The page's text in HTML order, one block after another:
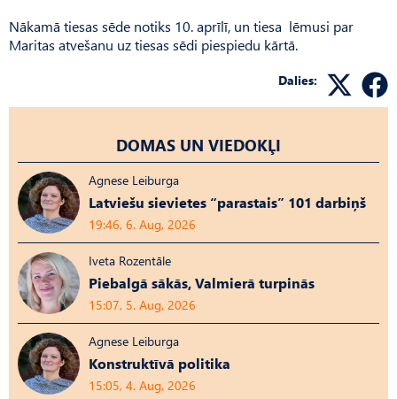
Nākamā tiesas sēde notiks 10. aprīlī, un tiesa lēmusi par
Maritas atvešanu uz tiesas sēdi piespiedu kārtā.
Dalies:
DOMAS UN VIEDOKĻI
Agnese Leiburga
Latviešu sievietes “parastais” 101 darbiņš
19:46, 6. Aug, 2026
Iveta Rozentāle
Piebalgā sākās, Valmierā turpinās
15:07, 5. Aug, 2026
Agnese Leiburga
Konstruktīvā politika
15:05, 4. Aug, 2026